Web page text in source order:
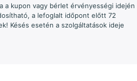
a kupon vagy bérlet érvényességi idején
a lefoglalt időpont előtt 72
Késés esetén a szolgáltatások ideje